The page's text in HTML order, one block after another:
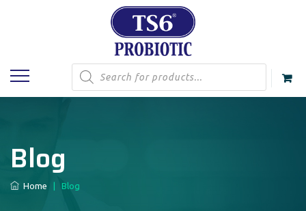
Products
search
Blog
Home Blog